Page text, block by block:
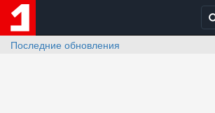
Последние обновления